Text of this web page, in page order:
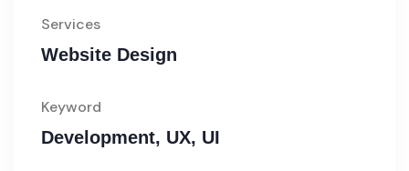
Services
Website Design
Keyword
Development, UX, UI